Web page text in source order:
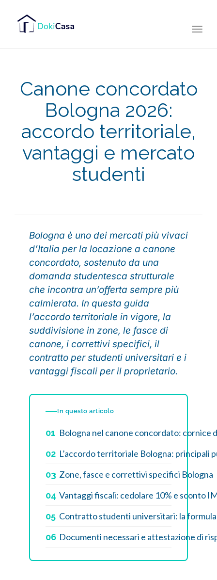
Canone concordato
Bologna 2026:
accordo territoriale,
vantaggi e mercato
studenti
Bologna è uno dei mercati più vivaci
d’Italia per la locazione a canone
concordato, sostenuto da una
domanda studentesca strutturale
che incontra un’offerta sempre più
calmierata. In questa guida
l’accordo territoriale in vigore, la
suddivisione in zone, le fasce di
canone, i correttivi specifici, il
contratto per studenti universitari e i
vantaggi fiscali per il proprietario.
In questo articolo
01 Bologna nel canone concordato: cornice
02 L’accordo territoriale Bologna: principali
03 Zone, fasce e correttivi specifici Bologna
04 Vantaggi fiscali: cedolare 10% e sconto
05 Contratto studenti universitari: la
06 Documenti necessari e attestazione di